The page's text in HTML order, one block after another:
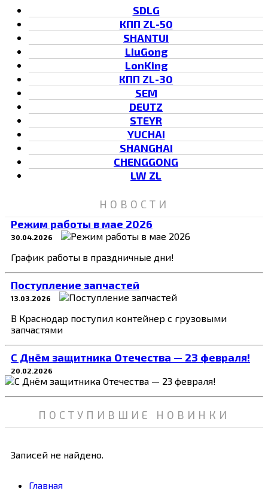
SDLG
КПП ZL-50
SHANTUI
LiuGong
LonKing
КПП ZL-30
SEM
DEUTZ
STEYR
YUCHAI
SHANGHAI
CHENGGONG
LW ZL
НОВОСТИ
Режим работы в мае 2026
30.04.2026
График работы в праздничные дни!
Поступление запчастей
13.03.2026
В Краснодар поступил контейнер с грузовыми
запчастями
C Днём защитника Отечества — 23 февраля!
20.02.2026
ПОСТУПИВШИЕ НОВИНКИ
Записей не найдено.
Главная